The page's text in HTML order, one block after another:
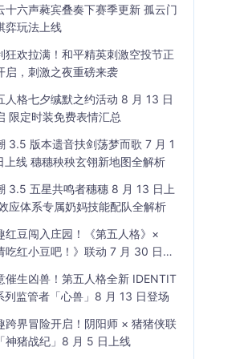
十六声蕤宾叠奏下赛季更新 孤云门
弈玩法上线
狂欢拉满！和平精英刺激空投节正
启，刺激之夜重磅来袭
人格七夕缄默之约活动 8 月 13 日
限定时装免费表情汇总
3.5 版本遗音扶剑荡梦而歌 7 月 1
上线 穗穗秧秧玄翎新地图全解析
3.5 五星共鸣者穗穗 8 月 13 日上
应体系专属奶妈技能配队全解析
红豆闯入庄园！《第五人格》×
吃红小豆吧！》联动 7 月 30 日开
催生凶兽！第五人格全新 IDENTIT
列监管者「心兽」8 月 13 日登场
跨界冒险开启！阴阳师 × 猪猪侠联
神猪战纪」8 月 5 日上线